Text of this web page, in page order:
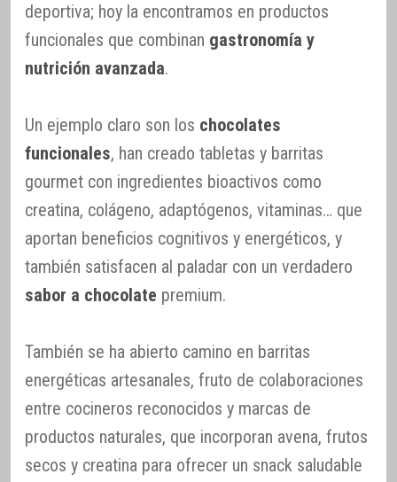
deportiva; hoy la encontramos en productos
funcionales que combinan gastronomía y
nutrición avanzada.
Un ejemplo claro son los chocolates
funcionales, han creado tabletas y barritas
gourmet con ingredientes bioactivos como
creatina, colágeno, adaptógenos, vitaminas… que
aportan beneficios cognitivos y energéticos, y
también satisfacen al paladar con un verdadero
sabor a chocolate premium.
También se ha abierto camino en barritas
energéticas artesanales, fruto de colaboraciones
entre cocineros reconocidos y marcas de
productos naturales, que incorporan avena, frutos
secos y creatina para ofrecer un snack saludable